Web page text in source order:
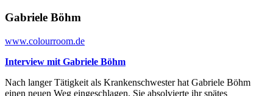
Gabriele Böhm
www.colourroom.de
Interview mit Gabriele Böhm
Nach langer Tätigkeit als Krankenschwester hat Gabriele Böhm
einen neuen Weg eingeschlagen. Sie absolvierte ihr spätes